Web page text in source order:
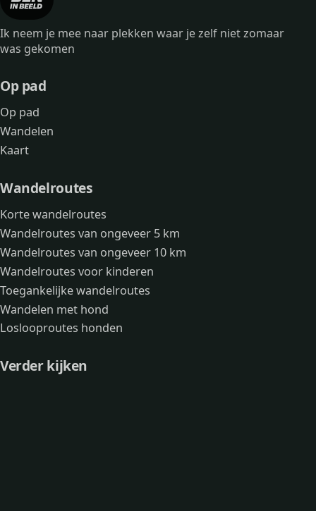
Ik neem je mee naar plekken waar je zelf niet zomaar
was gekomen
Op pad
Op pad
Wandelen
Kaart
Wandelroutes
Korte wandelroutes
Wandelroutes van ongeveer 5 km
Wandelroutes van ongeveer 10 km
Wandelroutes voor kinderen
Toegankelijke wandelroutes
Wandelen met hond
Loslooproutes honden
Verder kijken